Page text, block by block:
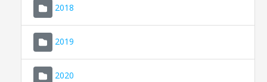
2018
2019
2020